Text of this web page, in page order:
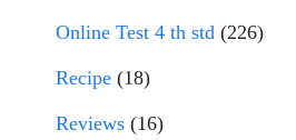
Online Test 4 th std (226)
Recipe (18)
Reviews (16)